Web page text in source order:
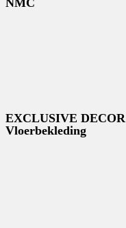
NMC
EXCLUSIVE DECOR
Vloerbekleding